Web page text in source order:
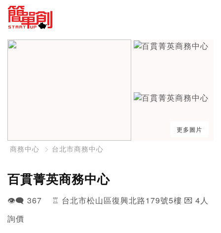
更多圖片
商務中心 台北市商務中心
百貫菁英商務中心
👁️‍🗨️ 367 ♖ 台北市松山區復興北路179號5樓 💌 4人
詢價